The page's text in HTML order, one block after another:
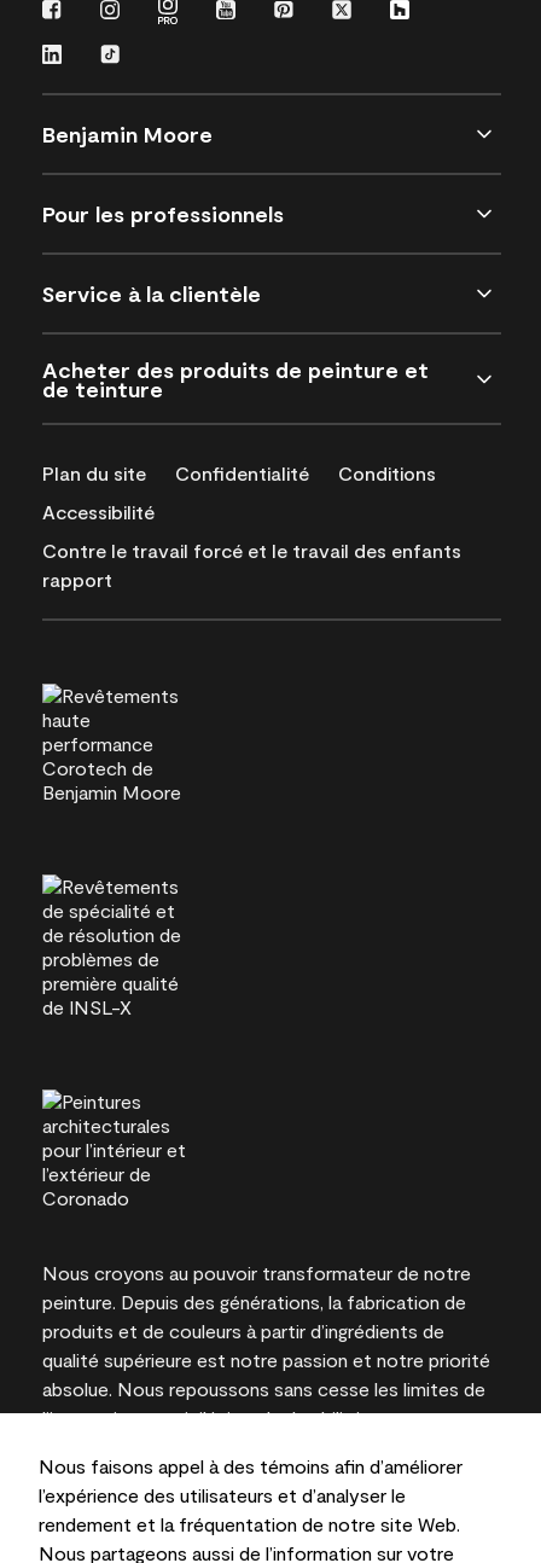
Nous faisons appel à des témoins afin d’améliorer
l’expérience des utilisateurs et d’analyser le
rendement et la fréquentation de notre site Web.
Nous partageons aussi de l’information sur votre
Benjamin Moore
Pour les professionnels
Service à la clientèle
Acheter des produits de peinture et
de teinture
Plan du site Confidentialité
Conditions
Accessibilité
Contre le travail forcé et le travail des enfants
rapport
Nous croyons au pouvoir transformateur de notre
peinture. Depuis des générations, la fabrication de
produits et de couleurs à partir d’ingrédients de
qualité supérieure est notre passion et notre priorité
absolue. Nous repoussons sans cesse les limites de
l’innovation et privilégions la durabilité pour
l’expertise locale.